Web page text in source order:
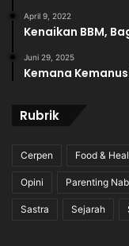
April 9, 2022
Kenaikan BBM,
Juni 29, 2025
Kemana
Rubrik
Cerpen Food &
Opini Parenting
Sastra Sejarah